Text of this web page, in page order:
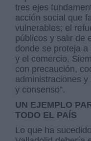
tres ejes
acción social que
vulnerables; el
públicos y salir de
donde se proteja
y el comercio.
con precaución,
administraciones
y consenso”.
UN EJEMPLO
TODO EL PAÍS
Lo que ha